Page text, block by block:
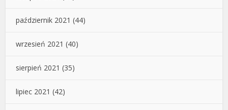
październik 2021 (44)
wrzesień 2021 (40)
sierpień 2021 (35)
lipiec 2021 (42)